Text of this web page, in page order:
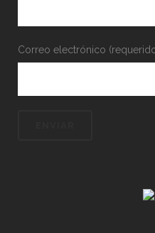
Correo electrónico